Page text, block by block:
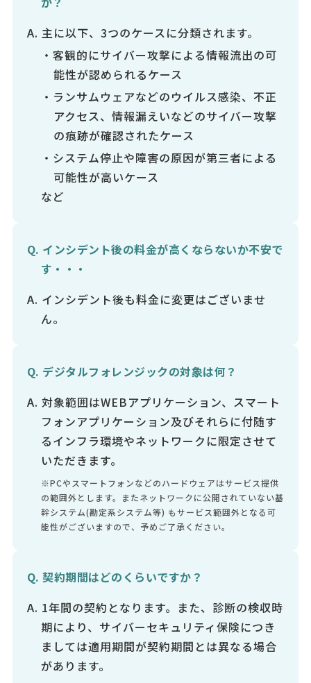
主に以下、3つのケースに分類されます。
・客観的にサイバー攻撃による情報流出の可
能性が認められるケース
・ランサムウェアなどのウイルス感染、不正
アクセス、情報漏えいなどのサイバー攻撃
の痕跡が確認されたケース
・システム停⽌や障害の原因が第三者による
可能性が⾼いケース
など
インシデント後の料⾦が高くならないか不安で
す・・・
インシデント後も料金に変更はございませ
ん。
デジタルフォレンジックの対象は何？
対象範囲はWEBアプリケーション、スマート
フォンアプリケーション及びそれらに付随す
るインフラ環境やネットワークに限定させて
いただきます。
※PCやスマートフォンなどのハードウェアはサービス提供
の範囲外とします。またネットワークに公開されていない基
幹システム(勘定系システム等) もサービス範囲外となる可
能性がございますので、予めご了承ください。
契約期間はどのくらいですか？
1年間の契約となります。また、診断の検収時
期により、サイバーセキュリティ保険につき
ましては適用期間が契約期間とは異なる場合
があります。